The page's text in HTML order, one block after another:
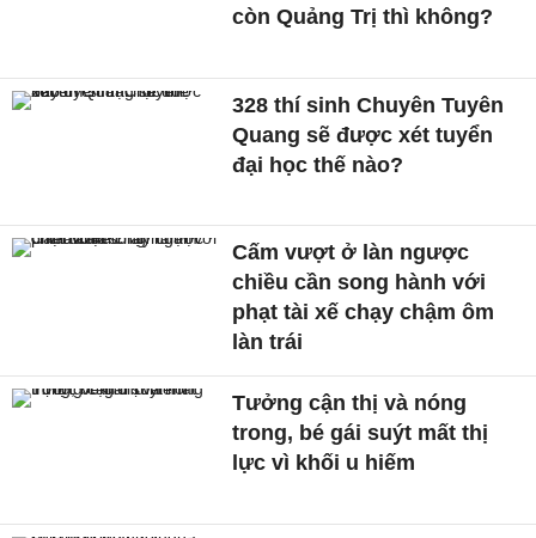
còn Quảng Trị thì không?
328 thí sinh Chuyên Tuyên
Quang sẽ được xét tuyển
đại học thế nào?
Cấm vượt ở làn ngược
chiều cần song hành với
phạt tài xế chạy chậm ôm
làn trái
Tưởng cận thị và nóng
trong, bé gái suýt mất thị
lực vì khối u hiếm